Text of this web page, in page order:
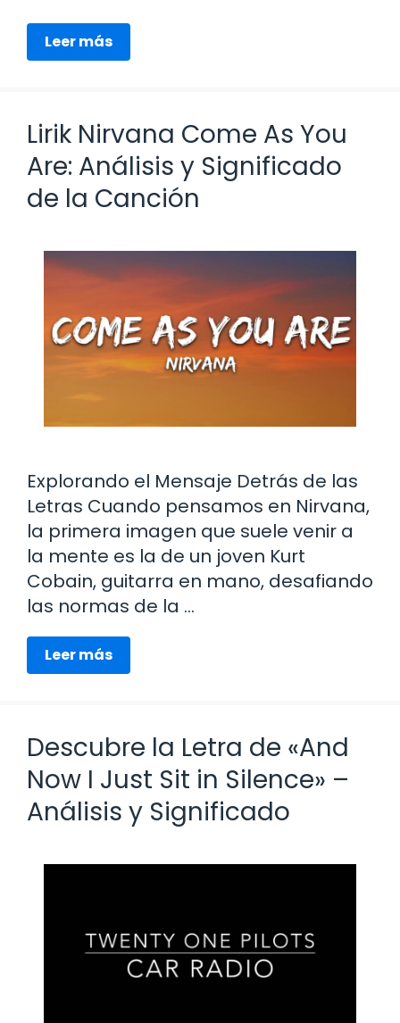
Leer más
Lirik Nirvana Come As You
Are: Análisis y Significado
de la Canción
Explorando el Mensaje Detrás de las
Letras Cuando pensamos en Nirvana,
la primera imagen que suele venir a
la mente es la de un joven Kurt
Cobain, guitarra en mano, desafiando
las normas de la …
Leer más
Descubre la Letra de «And
Now I Just Sit in Silence» –
Análisis y Significado